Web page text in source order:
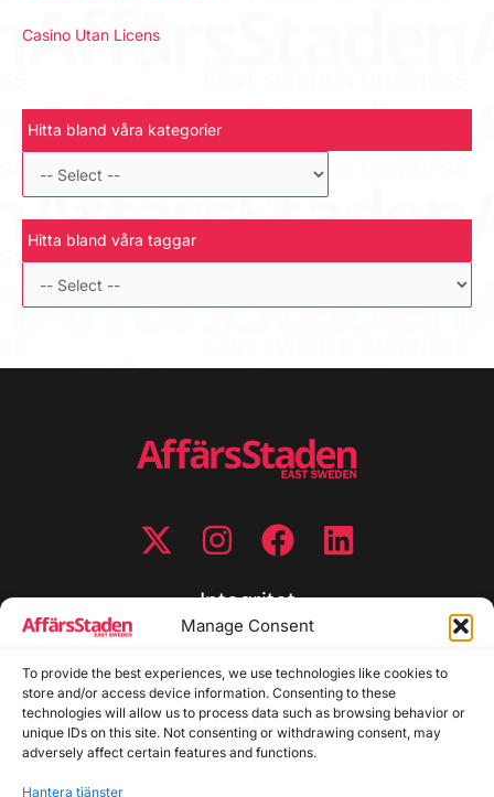
Manage Consent
To provide the best experiences, we use technologies like cookies to
store and/or access device information. Consenting to these
technologies will allow us to process data such as browsing behavior or
unique IDs on this site. Not consenting or withdrawing consent, may
adversely affect certain features and functions.
Hantera tjänster
Casino Utan Licens
Hitta bland våra kategorier
Hitta bland våra taggar
Integritet
Cookiepolicy
Disclaimer
Redaktionell policy
Utgivarinformation